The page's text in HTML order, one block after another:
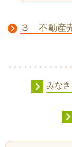
３ 不動産
みな